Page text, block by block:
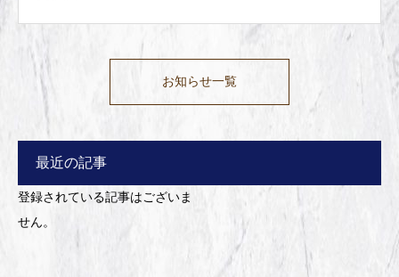
お知らせ一覧
最近の記事
登録されている記事はございま
せん。